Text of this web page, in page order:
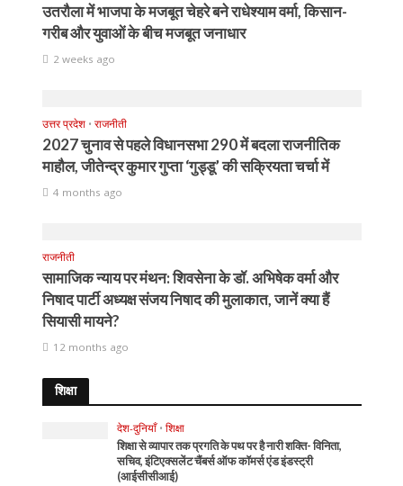
उतरौला में भाजपा के मजबूत चेहरे बने राधेश्याम वर्मा, किसान-
गरीब और युवाओं के बीच मजबूत जनाधार
2 weeks ago
उत्तर प्रदेश • राजनीती
2027 चुनाव से पहले विधानसभा 290 में बदला राजनीतिक
माहौल, जीतेन्द्र कुमार गुप्ता ‘गुड्डू’ की सक्रियता चर्चा में
4 months ago
राजनीती
सामाजिक न्याय पर मंथन: शिवसेना के डॉ. अभिषेक वर्मा और
निषाद पार्टी अध्यक्ष संजय निषाद की मुलाकात, जानें क्या हैं
सियासी मायने?
12 months ago
शिक्षा
देश-दुनियाँ • शिक्षा
शिक्षा से व्यापार तक प्रगति के पथ पर है नारी शक्ति- विनिता,
सचिव, इंटिएक्सलेंट चैंबर्स ऑफ कॉमर्स एंड इंडस्ट्री
(आईसीसीआई)